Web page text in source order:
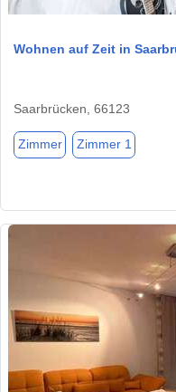
Wohnen auf Zeit in
Saarbrücken, 66123
Zimmer Zimmer 1